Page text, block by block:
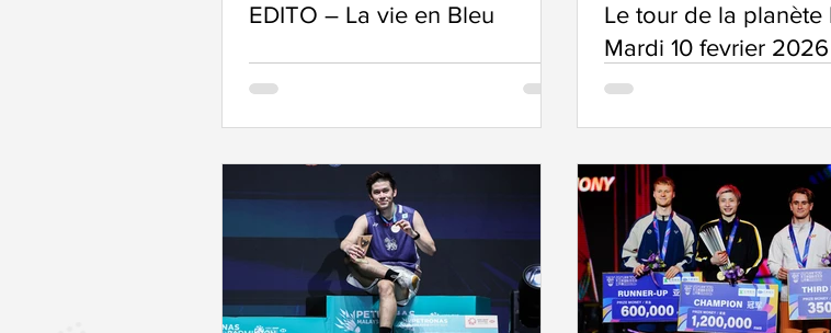
EDITO – La vie en Bleu
Le tour de la planète
Mardi 10 fevrier 2026